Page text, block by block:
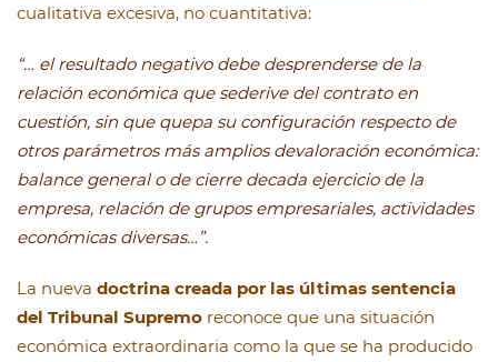
cualitativa excesiva, no cuantitativa:
“… el resultado negativo debe desprenderse de la
relación económica que sederive del contrato en
cuestión, sin que quepa su configuración respecto de
otros parámetros más amplios devaloración económica:
balance general o de cierre decada ejercicio de la
empresa, relación de grupos empresariales, actividades
económicas diversas…”.
La nueva doctrina creada por las últimas sentencia
del Tribunal Supremo reconoce que una situación
económica extraordinaria como la que se ha producido